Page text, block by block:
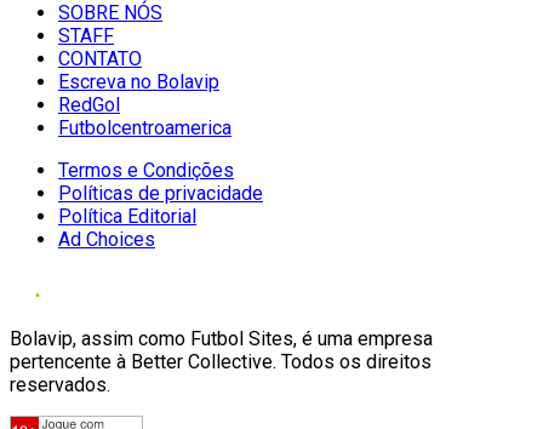
SOBRE NÓS
STAFF
CONTATO
Escreva no Bolavip
RedGol
Futbolcentroamerica
Termos e Condições
Políticas de privacidade
Política Editorial
Ad Choices
Bolavip, assim como Futbol Sites, é uma empresa
pertencente à Better Collective. Todos os direitos
reservados.